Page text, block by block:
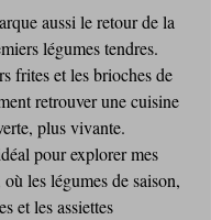
aussi le retour de la
légumes tendres.
frites et les brioches de
retrouver une cuisine
plus vivante.
pour explorer mes
où les légumes de saison,
et les assiettes